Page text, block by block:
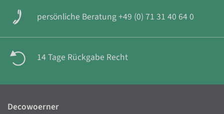
persönliche Beratung +49 (0) 71 31 40 64 0
14 Tage Rückgabe Recht
Decowoerner